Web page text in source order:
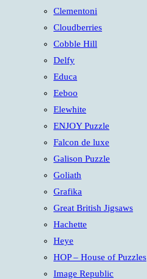
Clementoni
Cloudberries
Cobble Hill
Delfy
Educa
Eeboo
Elewhite
ENJOY Puzzle
Falcon de luxe
Galison Puzzle
Goliath
Grafika
Great British Jigsaws
Hachette
Heye
HOP – House of Puzzles
Image Republic